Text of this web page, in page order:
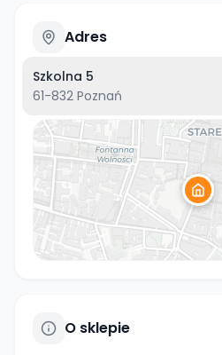
Adres
Szkolna 5
61-832 Poznań
O sklepie